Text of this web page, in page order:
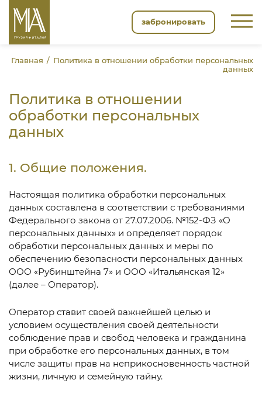
забронировать
Главная
Политика в отношении обработки персональных
данных
Политика в отношении
обработки персональных
данных
1. Общие положения.
Настоящая политика обработки персональных
данных составлена в соответствии с требованиями
Федерального закона от 27.07.2006. №152-ФЗ «О
персональных данных» и определяет порядок
обработки персональных данных и меры по
обеспечению безопасности персональных данных
ООО «Рубинштейна 7» и ООО «Итальянская 12»
(далее – Оператор).
Оператор ставит своей важнейшей целью и
условием осуществления своей деятельности
соблюдение прав и свобод человека и гражданина
при обработке его персональных данных, в том
числе защиты прав на неприкосновенность частной
жизни, личную и семейную тайну.